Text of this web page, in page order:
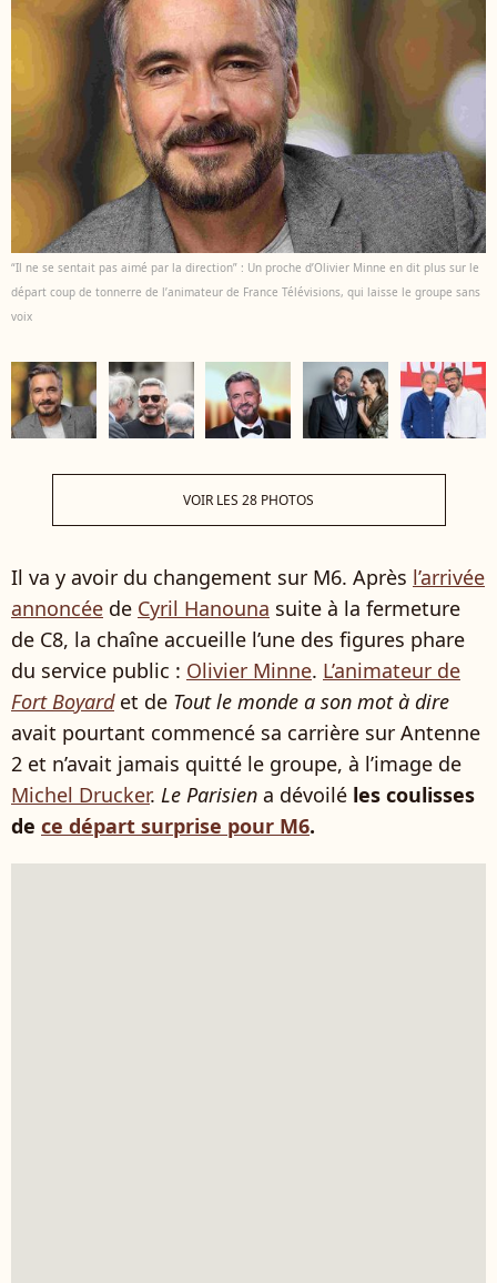
“Il ne se sentait pas aimé par la direction” : Un proche d’Olivier Minne en dit plus sur le
départ coup de tonnerre de l’animateur de France Télévisions, qui laisse le groupe sans
voix
VOIR LES 28 PHOTOS
Il va y avoir du changement sur M6. Après l’arrivée
annoncée de Cyril Hanouna suite à la fermeture
de C8, la chaîne accueille l’une des figures phare
du service public : Olivier Minne. L’animateur de
Fort Boyard et de Tout le monde a son mot à dire
avait pourtant commencé sa carrière sur Antenne
2 et n’avait jamais quitté le groupe, à l’image de
Michel Drucker. Le Parisien a dévoilé les coulisses
de ce départ surprise pour M6.